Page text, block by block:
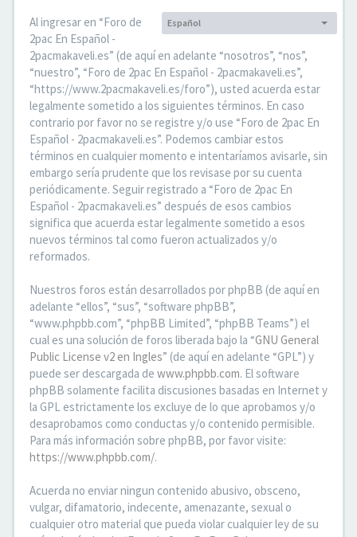
Idioma:
Español
Al ingresar en “Foro de
2pac En Español -
2pacmakaveli.es” (de aquí en adelante “nosotros”, “nos”,
“nuestro”, “Foro de 2pac En Español - 2pacmakaveli.es”,
“https://www.2pacmakaveli.es/foro”), usted acuerda estar
legalmente sometido a los siguientes términos. En caso
contrario por favor no se registre y/o use “Foro de 2pac En
Español - 2pacmakaveli.es”. Podemos cambiar estos
términos en cualquier momento e intentaríamos avisarle, sin
embargo sería prudente que los revisase por su cuenta
periódicamente. Seguir registrado a “Foro de 2pac En
Español - 2pacmakaveli.es” después de esos cambios
significa que acuerda estar legalmente sometido a esos
nuevos términos tal como fueron actualizados y/o
reformados.
Nuestros foros están desarrollados por phpBB (de aquí en
adelante “ellos”, “sus”, “software phpBB”,
“www.phpbb.com”, “phpBB Limited”, “phpBB Teams”) el
cual es una solución de foros liberada bajo la “GNU General
Public License v2 en Ingles” (de aquí en adelante “GPL”) y
puede ser descargada de www.phpbb.com. El software
phpBB solamente facilita discusiones basadas en Internet y
la GPL estrictamente los excluye de lo que aprobamos y/o
desaprobamos como conductas y/o contenido permisible.
Para más información sobre phpBB, por favor visite:
https://www.phpbb.com/.
Acuerda no enviar ningun contenido abusivo, obsceno,
vulgar, difamatorio, indecente, amenazante, sexual o
cualquier otro material que pueda violar cualquier ley de su